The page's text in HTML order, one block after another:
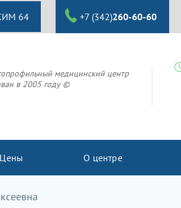
64 +7 (342)260-60-60
медицинский центр
в 2005 году ©
Цены О центре